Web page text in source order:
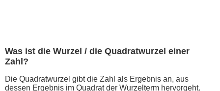
Was ist die Wurzel / die Quadratwurzel einer
Zahl?
Die Quadratwurzel gibt die Zahl als Ergebnis an, aus
dessen Ergebnis im Quadrat der Wurzelterm hervorgeht.